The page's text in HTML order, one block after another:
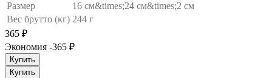
Размер
16 см&times;24 см&times;2 см
Вес брутто (кг) 244 г
365 ₽
Экономия -365 ₽
Купить
Купить